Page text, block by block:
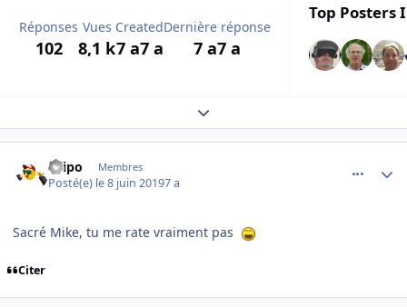
Réponses
102
Vues
8,1 k
Created
7 a7 a
Dernière réponse
7 a7 a
Top Posters
Expand topic overview
Filipo Membres
Posté(e) le 8 juin 20197 a
Sacré Mike, tu me rate vraiment pas
Citer